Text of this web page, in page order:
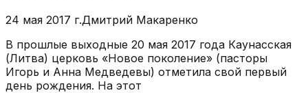
24 мая 2017 г.Дмитрий Макаренко
В прошлые выходные 20 мая 2017 года Каунасская
(Литва) церковь «Новое поколение» (пасторы
Игорь и Анна Медведевы) отметила свой первый
день рождения. На этот